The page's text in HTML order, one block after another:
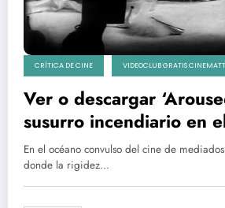
CRÍTICA DE CINE VIDEOCLUB GRATIS
Ver o descargar
susurro incendiario en
1966
En el océano convulso del cine de
donde la rigidez…